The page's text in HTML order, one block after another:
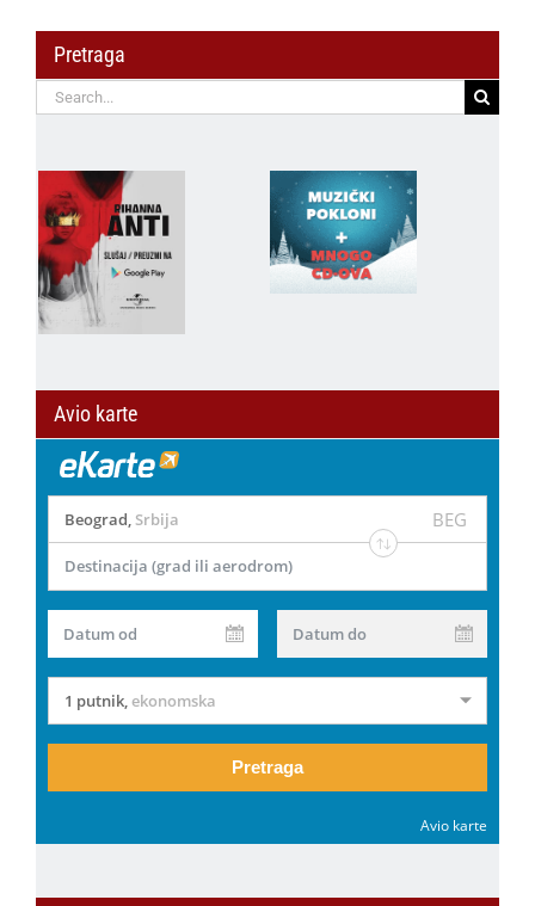
Pretraga
Search
for:
Avio karte
Beograd, Srbija BEG
Destinacija (grad ili aerodrom)
Datum od Datum do
1 putnik,ekonomska
Pretraga
Avio karte